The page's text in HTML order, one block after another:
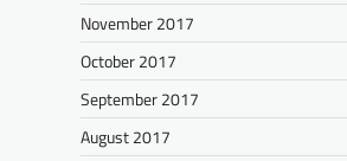
November 2017
October 2017
September 2017
August 2017